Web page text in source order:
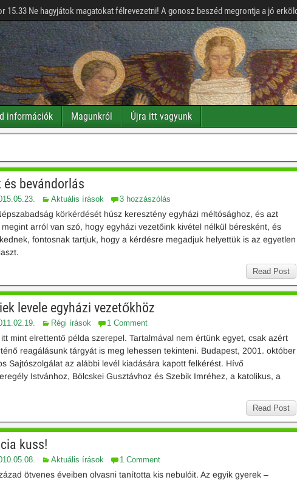
15.33 Ne hagyjátok magatokat félrevezetni! A gonosz beszéd megrontja a jó
információk Magunkról Újra itt vagyunk
és bevándorlás
Aktuális írások 3 hozzászólás
körkérdését húsz keresztény egyházi méltósághoz, és azt
arról van szó, hogy egyházi vezetőink kivétel nélkül béresként, és
fontosnak tartjuk, hogy a kérdésre megadjuk helyettük is az egyetlen
Read Post
levele egyházi vezetőkhöz
Régi írások 1 Comment
mint elrettentő példa szerepel. Tartalmával nem értünk egyet, csak azért
reagálásunk tárgyát is meg lehessen tekinteni. Budapest, 2001. október
Sajtószolgálat az alábbi levél kiadására kapott felkérést. Hívő
Istvánhoz, Bölcskei Gusztávhoz és Szebik Imréhez, a katolikus, a
Read Post
kuss!
Aktuális írások 1 Comment
ötvenes éveiben olvasni tanította kis nebulóit. Az egyik gyerek –